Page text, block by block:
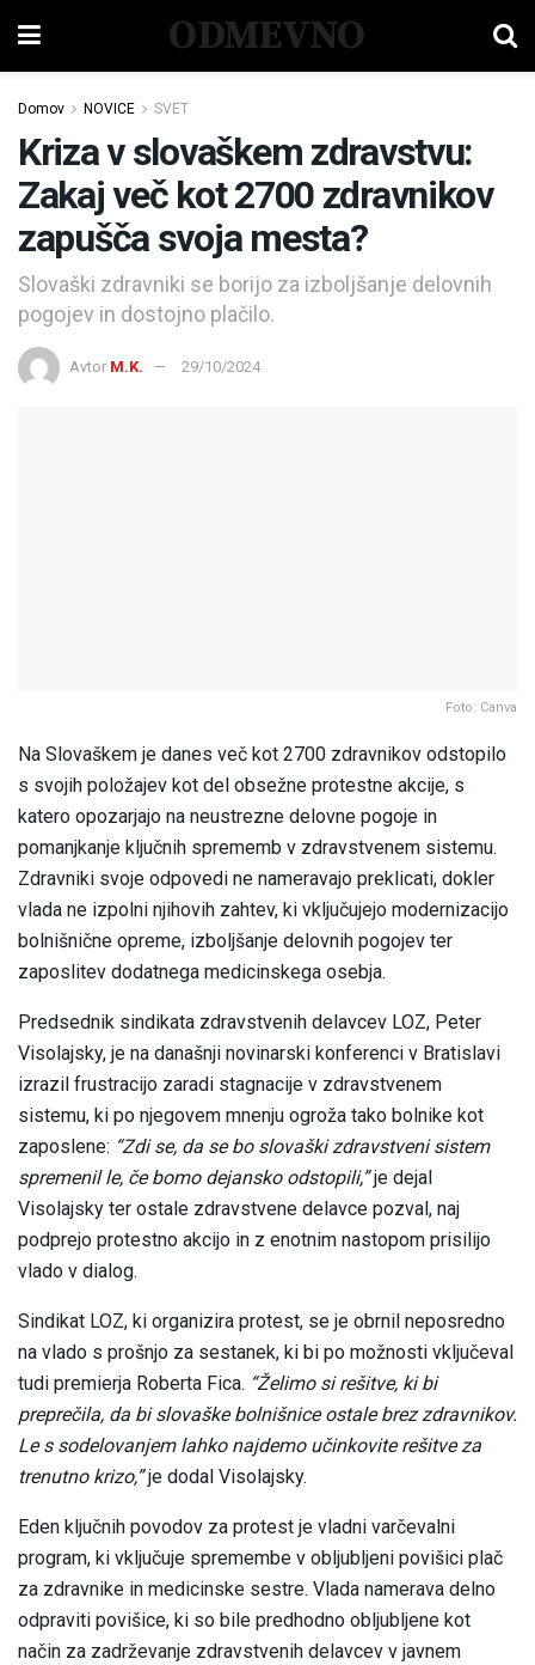
ODMEVNO
Domov NOVICE SVET
Kriza v slovaškem zdravstvu:
Zakaj več kot 2700 zdravnikov
zapušča svoja mesta?
Slovaški zdravniki se borijo za izboljšanje delovnih
pogojev in dostojno plačilo.
Avtor M.K. 29/10/2024
Foto: Canva
Na Slovaškem je danes več kot 2700 zdravnikov odstopilo
s svojih položajev kot del obsežne protestne akcije, s
katero opozarjajo na neustrezne delovne pogoje in
pomanjkanje ključnih sprememb v zdravstvenem sistemu.
Zdravniki svoje odpovedi ne nameravajo preklicati, dokler
vlada ne izpolni njihovih zahtev, ki vključujejo modernizacijo
bolnišnične opreme, izboljšanje delovnih pogojev ter
zaposlitev dodatnega medicinskega osebja.
Predsednik sindikata zdravstvenih delavcev LOZ, Peter
Visolajsky, je na današnji novinarski konferenci v Bratislavi
izrazil frustracijo zaradi stagnacije v zdravstvenem
sistemu, ki po njegovem mnenju ogroža tako bolnike kot
zaposlene: “Zdi se, da se bo slovaški zdravstveni sistem
spremenil le, če bomo dejansko odstopili,”je dejal
Visolajsky ter ostale zdravstvene delavce pozval, naj
podprejo protestno akcijo in z enotnim nastopom prisilijo
vlado v dialog.
Sindikat LOZ, ki organizira protest, se je obrnil neposredno
na vlado s prošnjo za sestanek, ki bi po možnosti vključeval
tudi premierja Roberta Fica. “Želimo si rešitve, ki bi
preprečila, da bi slovaške bolnišnice ostale brez zdravnikov.
Le s sodelovanjem lahko najdemo učinkovite rešitve za
trenutno krizo,”je dodal Visolajsky.
Eden ključnih povodov za protest je vladni varčevalni
program, ki vključuje spremembe v obljubljeni povišici plač
za zdravnike in medicinske sestre. Vlada namerava delno
odpraviti povišice, ki so bile predhodno obljubljene kot
način za zadrževanje zdravstvenih delavcev v javnem